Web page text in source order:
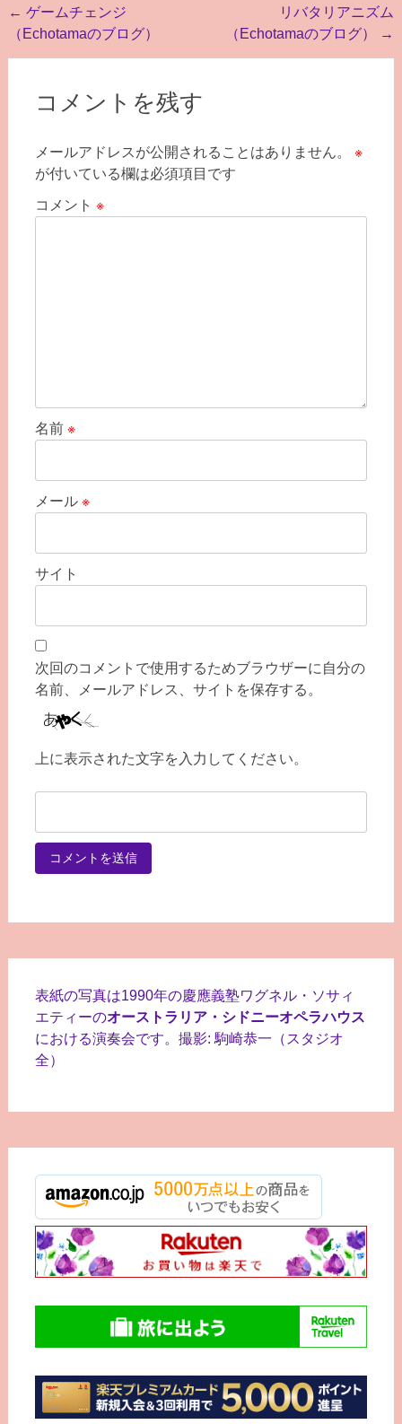
投
稿
← ゲームチェンジ
（Echotamaのブログ）
リバタリアニズム
（Echotamaのブログ）
→
コメントを残す
メールアドレスが公開されることはありません。
※
が付いている欄は必須項目です
コメント ※
名前 ※
メール ※
サイト
次回のコメントで使用するためブラウザーに自分の
名前、メールアドレス、サイトを保存する。
上に表示された文字を入力してください。
表紙の写真は1990年の慶應義塾ワグネル・ソサィ
エティーのオーストラリア・シドニーオペラハウス
における演奏会です。撮影: 駒崎恭一（スタジオ
全）